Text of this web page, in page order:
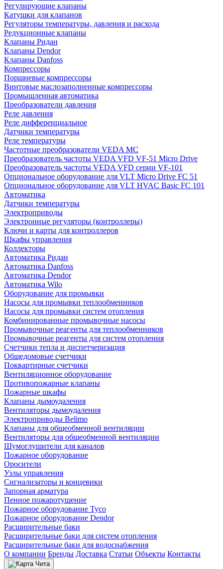
Регулирующие клапаны
Катушки для клапанов
Регуляторы температуры, давления и расхода
Редукционные клапаны
Клапаны Ридан
Клапаны Dendor
Клапаны Danfoss
Компрессоры
Поршневые компрессоры
Винтовые маслозаполненные компрессоры
Промышленная автоматика
Преобразователи давления
Реле давления
Реле дифференциальное
Датчики температуры
Реле температуры
Частотные преобразователи VEDA MC
Преобразователь частоты VEDA VFD VF-51 Micro Drive
Преобразователь частоты VEDA VFD серии VF-101
Опциональное оборудование для VLT Micro Drive FC 51
Опциональное оборудование для VLT HVAC Basic FC 101
Автоматика
Датчики температуры
Электроприводы
Электронные регуляторы (контроллеры)
Ключи и карты для контроллеров
Шкафы управления
Коллекторы
Автоматика Ридан
Автоматика Danfoss
Автоматика Dendor
Автоматика Wilo
Оборудование для промывки
Насосы для промывки теплообменников
Насосы для промывки систем отопления
Комбинированные промывочные насосы
Промывочные реагенты для теплообменников
Промывочные реагенты для систем отопления
Счетчики тепла и диспетчеризация
Общедомовые счетчики
Поквартирные счетчики
Вентиляционное оборудование
Противопожарные клапаны
Пожарные шкафы
Клапаны дымоудаления
Вентиляторы дымоудаления
Электроприводы Belimo
Клапаны для общеобменной вентиляции
Вентиляторы для общеобменной вентиляции
Шумоглушители для каналов
Пожарное оборудование
Оросители
Узлы управления
Сигнализаторы и концевики
Запорная арматура
Пенное пожаротушение
Пожарное оборудование Tyco
Пожарное оборудование Dendor
Расширительные баки
Расширительные баки для систем отопления
Расширительные баки для водоснабжения
О компании Бренды Доставка Статьи Объекты Контакты
Чита